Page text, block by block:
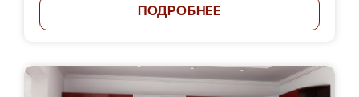
ПОДРОБНЕЕ